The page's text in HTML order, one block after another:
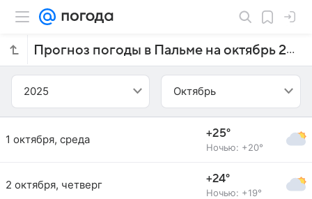
Прогноз погоды в Пальме на октябрь 2025 года
2025 Октябрь
1 октября, среда +25°
Ночью: +20°
2 октября, четверг +24°
Ночью: +19°